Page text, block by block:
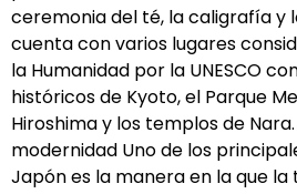
ceremonia del té, la caligrafía y
cuenta con varios lugares
la Humanidad por la UNESCO
históricos de Kyoto, el Parque
Hiroshima y los templos de
modernidad Uno de los
Japón es la manera en la que la